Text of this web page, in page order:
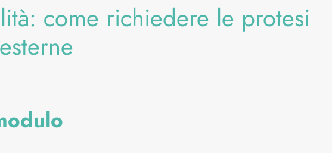
come richiedere le protesi